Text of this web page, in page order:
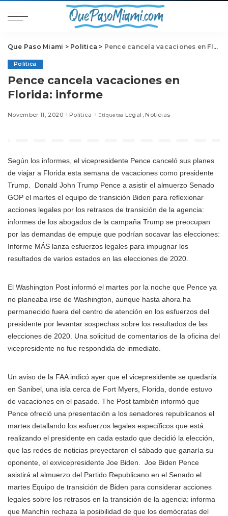
Que Paso Miami > Politica > Pence cancela vacaciones en Florida: informe
Politica
Pence cancela vacaciones en
Florida: informe
November 11, 2020 Politica Etiquetas Legal Noticias
Según los informes, el vicepresidente Pence canceló sus planes
de viajar a Florida esta semana de vacaciones como presidente
Trump.
Donald John Trump Pence a asistir el almuerzo Senado
GOP el martes el equipo de transición Biden para reflexionar
acciones legales por los retrasos de transición de la agencia:
informes de los abogados de la campaña Trump se preocupan
por las demandas de empuje que podrían socavar las elecciones:
Informe MÁS lanza esfuerzos legales para impugnar los
resultados de varios estados en las elecciones de 2020.
El Washington Post informó el martes por la noche que Pence ya
no planeaba irse de Washington, aunque hasta ahora ha
permanecido fuera del centro de atención en los esfuerzos del
presidente por levantar sospechas sobre los resultados de las
elecciones de 2020. Una solicitud de comentarios de la oficina del
vicepresidente no fue respondida de inmediato.
Un aviso de la FAA indicó ayer que el vicepresidente se quedaría
en Sanibel, una isla cerca de Fort Myers, Florida, donde estuvo
de vacaciones en el pasado. The Post también informó que
Pence ofreció una presentación a los senadores republicanos el
martes detallando los esfuerzos legales específicos que está
realizando el presidente en cada estado que decidió la elección,
que las redes de noticias proyectaron el sábado que ganaría su
oponente, el exvicepresidente Joe Biden.
Joe Biden Pence
asistirá al almuerzo del Partido Republicano en el Senado el
martes Equipo de transición de Biden para considerar acciones
legales sobre los retrasos en la transición de la agencia: informa
que Manchin rechaza la posibilidad de que los demócratas del